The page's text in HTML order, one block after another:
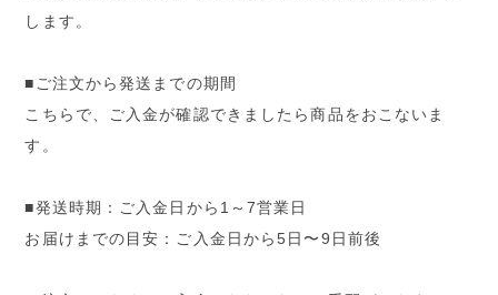
します。
■ご注文から発送までの期間
こちらで、ご入金が確認できましたら商品をおこないま
す。
■発送時期：ご入金日から1～7営業日
お届けまでの目安：ご入金日から5日〜9日前後